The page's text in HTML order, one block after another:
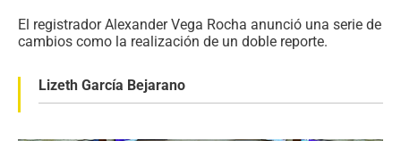
El registrador Alexander Vega Rocha anunció una serie de
cambios como la realización de un doble reporte.
Lizeth García Bejarano